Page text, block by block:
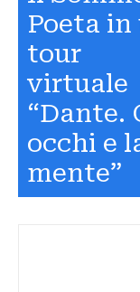
Poeta in
tour
virtuale
“Dante.
occhi e
mente”